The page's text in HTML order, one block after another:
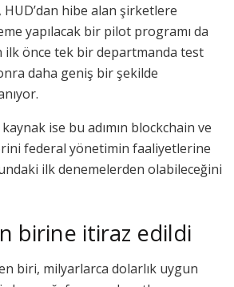
HUD’dan hibe alan şirketlere
yapılacak bir pilot programı da
ilk önce tek bir departmanda test
daha geniş bir şekilde
ise bu adımın blockchain ve
federal yönetimin faaliyetlerine
ilk denemelerden olabileceğini
birine itiraz edildi
biri, milyarlarca dolarlık uygun